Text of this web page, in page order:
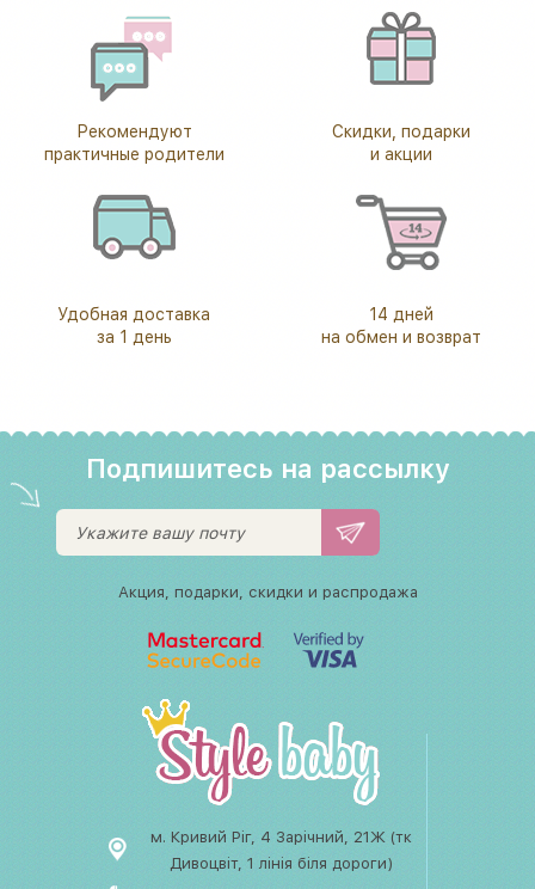
Рекомендуют
практичные родители
Скидки, подарки
и акции
Удобная доставка
за 1 день
14 дней
на обмен и возврат
Подпишитесь на рассылку
Акция, подарки, скидки и распродажа
м. Кривий Ріг, 4 Зарічний, 21Ж (тк
Дивоцвіт, 1 лінія біля дороги)